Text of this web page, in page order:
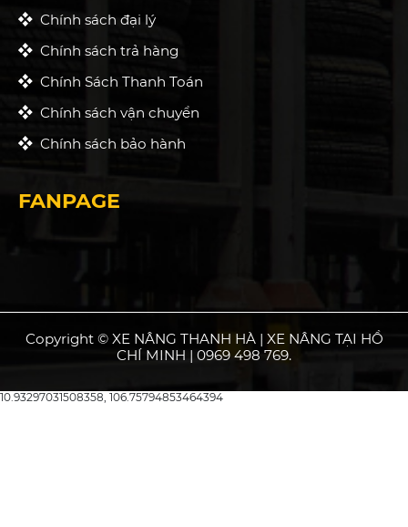
Chính sách đại lý
Chính sách trả hàng
Chính Sách Thanh Toán
Chính sách vận chuyển
Chính sách bảo hành
FANPAGE
Copyright © XE NÂNG THANH HÀ | XE NÂNG TẠI HỒ
CHÍ MINH | 0969 498 769.
10.93297031508358, 106.75794853464394